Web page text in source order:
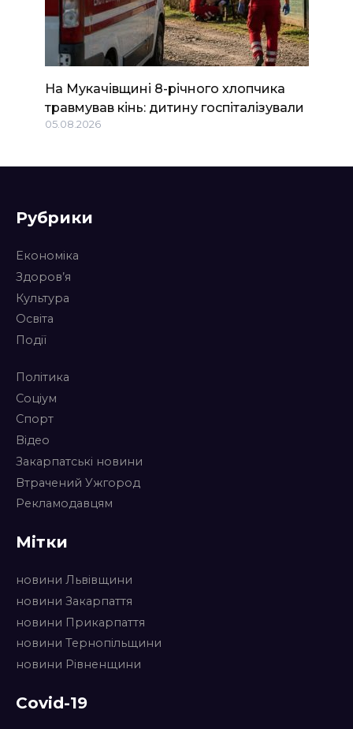
На Мукачівщині 8-річного хлопчика
травмував кінь: дитину госпіталізували
05.08.2026
Рубрики
Економіка
Здоров’я
Культура
Освіта
Події
Політика
Соціум
Спорт
Відео
Закарпатські новини
Втрачений Ужгород
Рекламодавцям
Мітки
новини Львівщини
новини Закарпаття
новини Прикарпаття
новини Тернопільщини
новини Рівненщини
Covid-19